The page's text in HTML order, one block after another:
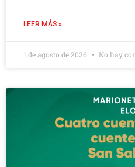
LEER MÁS »
1 de agosto de 2026 No hay